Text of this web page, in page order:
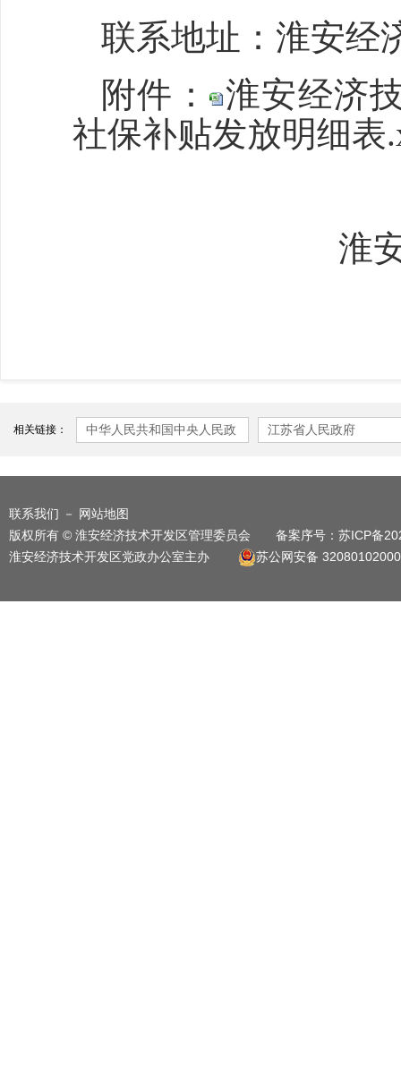
联系地址：淮安经
附件：
淮安经济
社保补贴发放明细表
淮
相关链接：
中华人民共和国中央人民政
江苏省人民政府
联系我们 －
网站地图
版权所有 © 淮安经济技术开发区管理委员会 备案序号： 苏ICP备
淮安经济技术开发区党政办公室主办
苏公网安备